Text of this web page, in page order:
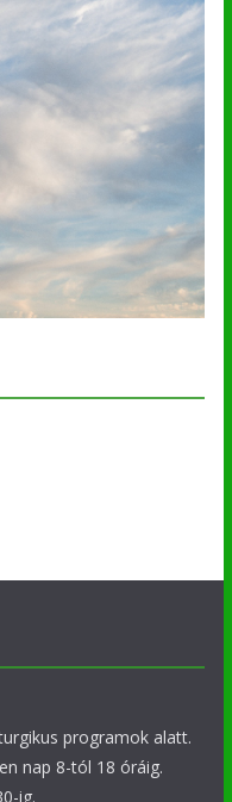
programok alatt.
nap 8-tól 18 óráig.
ig.